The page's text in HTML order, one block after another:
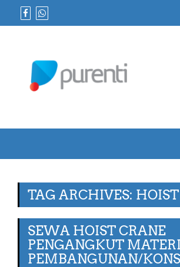
TAG ARCHIVES:
SEWA HOIST CRANE
PENGANGKUT
PEMBANGUNAN/